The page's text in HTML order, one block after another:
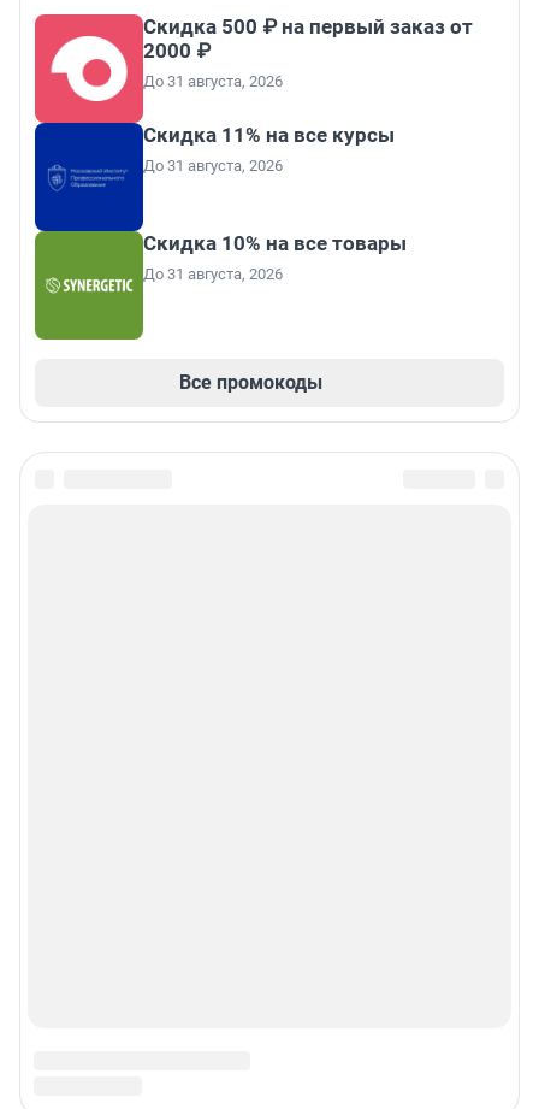
Скидка 500 ₽ на первый заказ от
2000 ₽
До 31 августа, 2026
Скидка 11% на все курсы
До 31 августа, 2026
Скидка 10% на все товары
До 31 августа, 2026
Все промокоды